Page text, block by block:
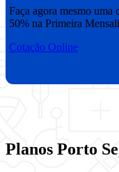
Faça agora mesmo uma
50% na Primeira
Cotação Online
Planos Porto